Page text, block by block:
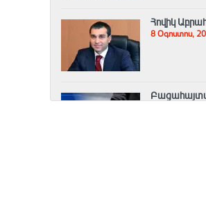
Հովիկ
8 Օգոստոս,